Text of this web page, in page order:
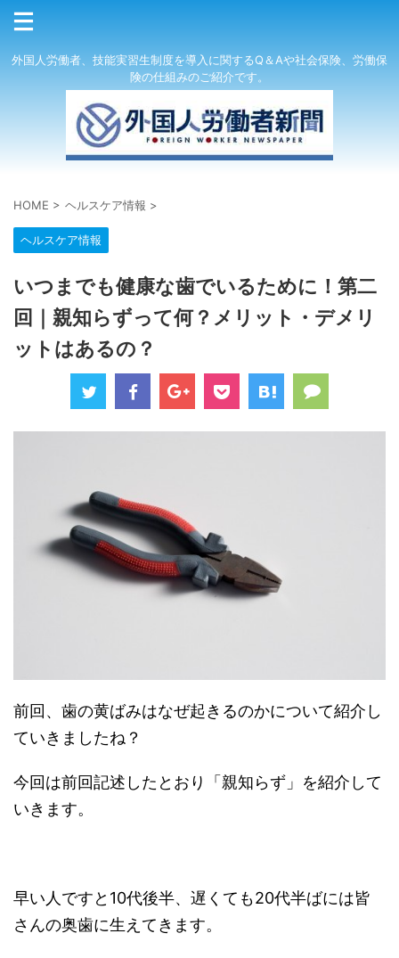
外国人労働者、技能実習生制度を導入に関するQ＆Aや社会保険、労働保
険の仕組みのご紹介です。
HOME > ヘルスケア情報 >
ヘルスケア情報
いつまでも健康な歯でいるために！第二
回｜親知らずって何？メリット・デメリ
ットはあるの？
前回、歯の黄ばみはなぜ起きるのかについて紹介し
ていきましたね？
今回は前回記述したとおり「親知らず」を紹介して
いきます。
早い人ですと10代後半、遅くても20代半ばには皆
さんの奥歯に生えてきます。